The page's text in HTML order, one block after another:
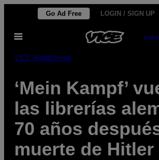
contenido
Go Ad Free LOGIN / SIGN UP
Abrir
VICE World News
‘Mein Kampf’
las librerías
70 años
muerte de Hitler